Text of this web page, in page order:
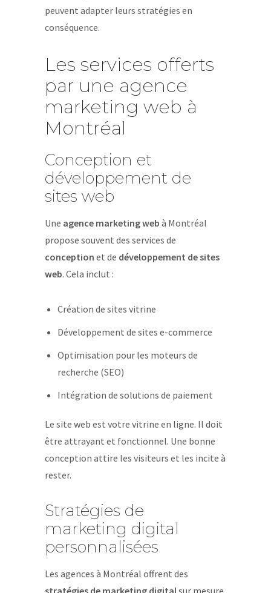
peuvent adapter leurs stratégies en
conséquence.
Les services offerts
par une agence
marketing web à
Montréal
Conception et
développement de
sites web
Une agence marketing web à Montréal
propose souvent des services de
conception et de développement de sites
web. Cela inclut :
Création de sites vitrine
Développement de sites e-commerce
Optimisation pour les moteurs de
recherche (SEO)
Intégration de solutions de paiement
Le site web est votre vitrine en ligne. Il doit
être attrayant et fonctionnel. Une bonne
conception attire les visiteurs et les incite à
rester.
Stratégies de
marketing digital
personnalisées
Les agences à Montréal offrent des
stratégies de marketing digital sur mesure.